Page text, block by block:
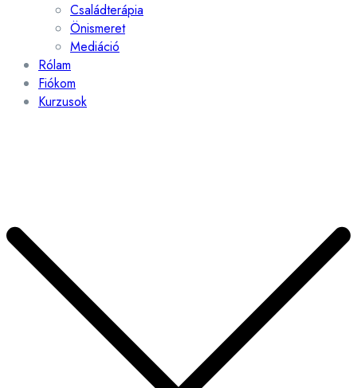
Családterápia
Önismeret
Mediáció
Rólam
Fiókom
Kurzusok